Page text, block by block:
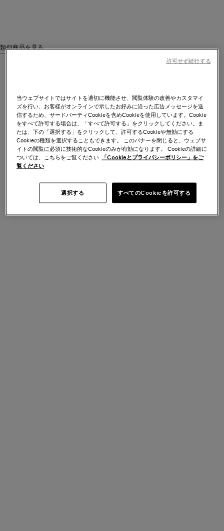
類似商品を見る
当ウェブサイトではサイトを適切に機能させ、閲覧体験の改善やカスタマイ
ズを行い、お客様がオンラインで示したお好みに沿った広告メッセージを送
信するため、サードパーティCookieを含めCookieを使用しています。Cookie
をすべて許可する場合は、「すべて許可する」をクリックしてください。ま
たは、下の「選択する」をクリックして、許可するCookieや無効にする
Cookieの種類を選択することもできます。 このバナーを閉じると、ウェブサ
イトの閲覧に必須に技術的なCookieのみが有効になります。 Cookieの詳細に
ついては、こちらをご覧ください
「Cookieとプライバシーポリシー」をご
覧ください
選択する すべてのCookieを許可する
許可せず続行する